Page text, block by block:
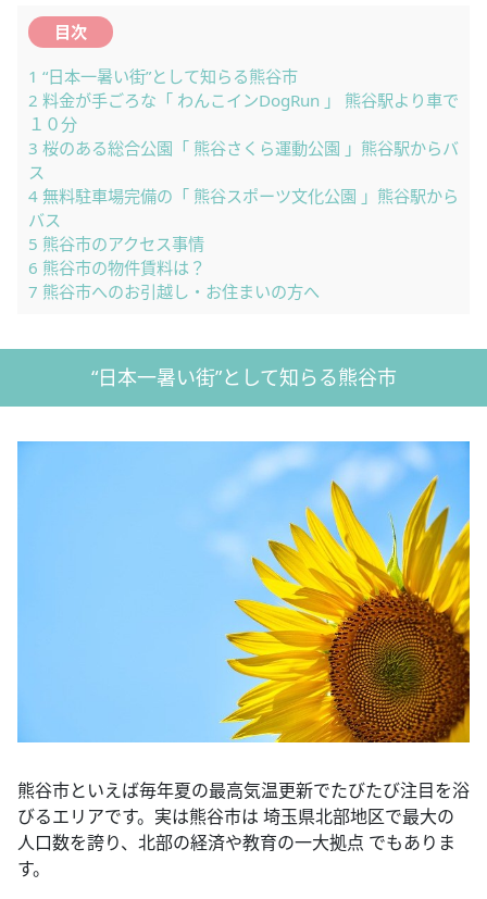
目次
1 “日本一暑い街”として知らる熊谷市
2 料金が手ごろな「 わんこインDogRun 」 熊谷駅より車で
１０分
3 桜のある総合公園「 熊谷さくら運動公園 」熊谷駅からバ
ス
4 無料駐車場完備の「 熊谷スポーツ文化公園 」熊谷駅から
バス
5 熊谷市のアクセス事情
6 熊谷市の物件賃料は？
7 熊谷市へのお引越し・お住まいの方へ
“日本一暑い街”として知らる熊谷市
熊谷市といえば毎年夏の最高気温更新でたびたび注目を浴
びるエリアです。実は熊谷市は 埼玉県北部地区で最大の
人口数を誇り、北部の経済や教育の一大拠点 でもありま
す。